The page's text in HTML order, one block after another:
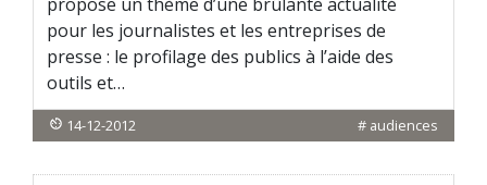
pour les journalistes et les entreprises de
presse : le profilage des publics à l’aide des
outils et…
14-12-2012 # audiences